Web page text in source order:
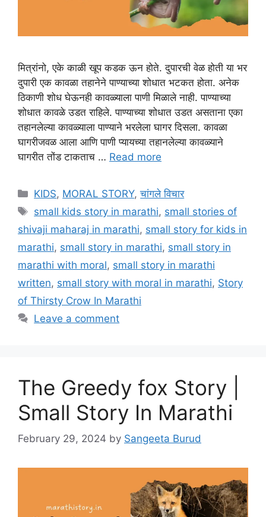
मित्रांनो, एके काळी खूप कडक ऊन होते. दुपारची वेळ होती या भर
दुपारी एक कावळा तहानेने पाण्याच्या शोधात भटकत होता. अनेक
ठिकाणी शोध घेऊनही कावळ्याला पाणी मिळाले नाही. पाण्याच्या
शोधात कावळे उडत राहिले. पाण्याच्या शोधात उडत असताना एका
तहानलेल्या कावळ्याला पाण्याने भरलेला घागर दिसला. कावळा
घागरीजवळ आला आणि पाणी प्यायच्या तहानलेल्या कावळ्याने
घागरीत तोंड टाकताच … Read more
Categories
KIDS, MORAL STORY,चांगले विचार
Tags
small kids story in marathi, small stories of
shivaji maharaj in marathi, small story for kids in
marathi, small story in marathi, small story in
marathi with moral, small story in marathi
written, small story with moral in marathi, Story
of Thirsty Crow In Marathi
Leave a comment
The Greedy fox Story |
Small Story In Marathi
February 29, 2024 by Sangeeta Burud